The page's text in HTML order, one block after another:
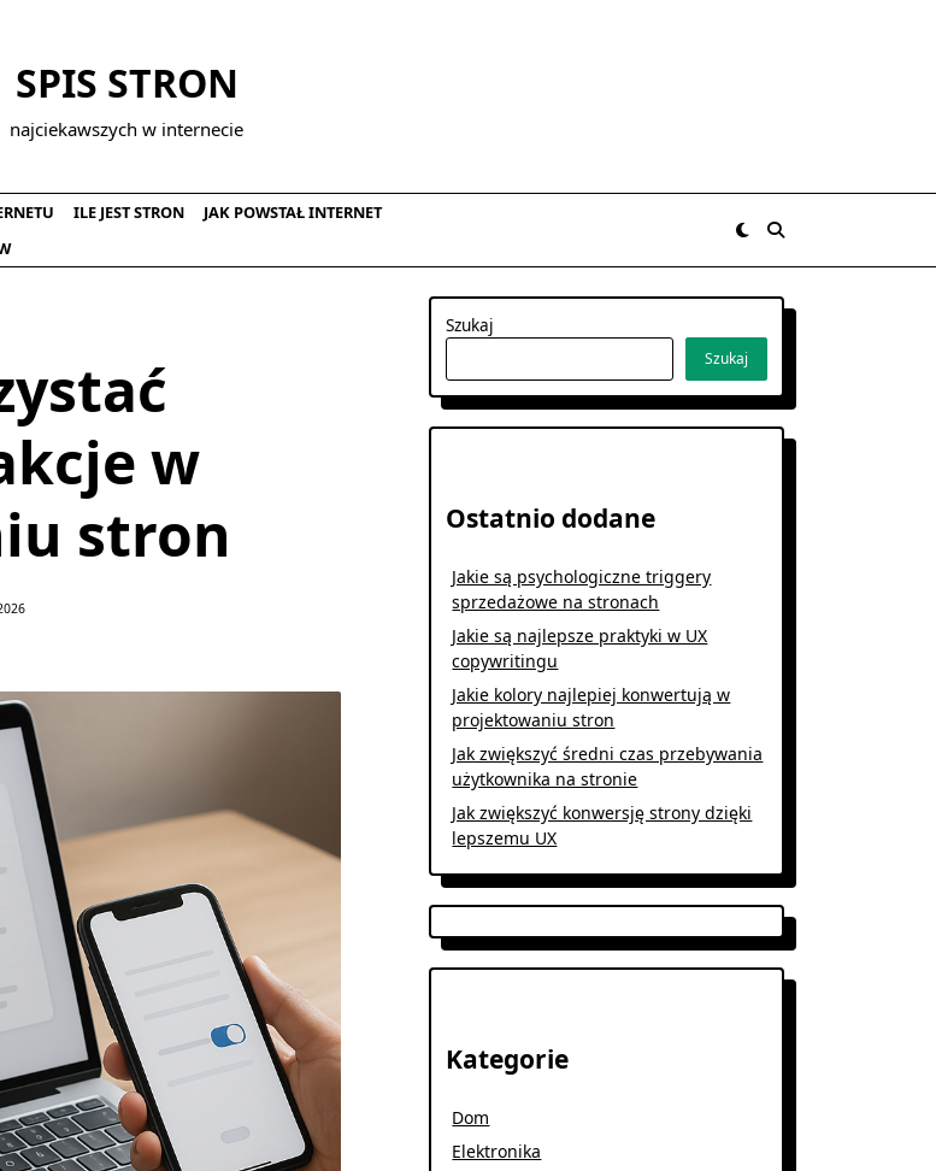
SPIS STRON
najciekawszych w internecie
ILE JEST STRON
JAK POWSTAŁ INTERNET
w
stron
Szukaj
Szukaj
Ostatnio dodane
Jakie są psychologiczne triggery
sprzedażowe na stronach
Jakie są najlepsze praktyki w UX
copywritingu
Jakie kolory najlepiej konwertują w
projektowaniu stron
Jak zwiększyć średni czas przebywania
użytkownika na stronie
Jak zwiększyć konwersję strony dzięki
lepszemu UX
Kategorie
Dom
Elektronika